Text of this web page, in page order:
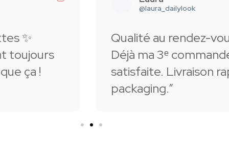
tout.
ne laisse
au rendez-vous 💯
3ᵉ commande et toujours aussi
Livraison rapide et super